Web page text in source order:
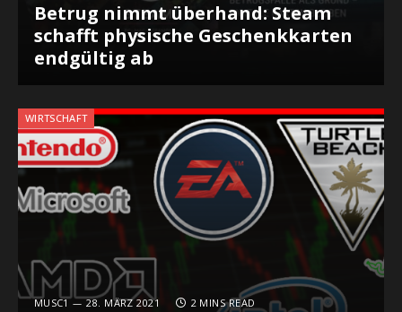
Betrug nimmt überhand: Steam
schafft physische Geschenkkarten
endgültig ab
WIRTSCHAFT
MUSC1 28. MÄRZ 2021 2 MINS READ